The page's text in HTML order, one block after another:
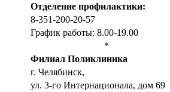
Отделение профилактики:
8-351-200-20-57
График работы: 8.00-19.00
*
Филиал Поликлиника
г. Челябинск,
ул. 3-го Интернационала, дом 69